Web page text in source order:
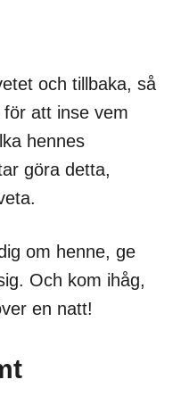
och tillbaka, så
att inse vem
hennes
göra detta,
om henne, ge
Och kom ihåg,
en natt!